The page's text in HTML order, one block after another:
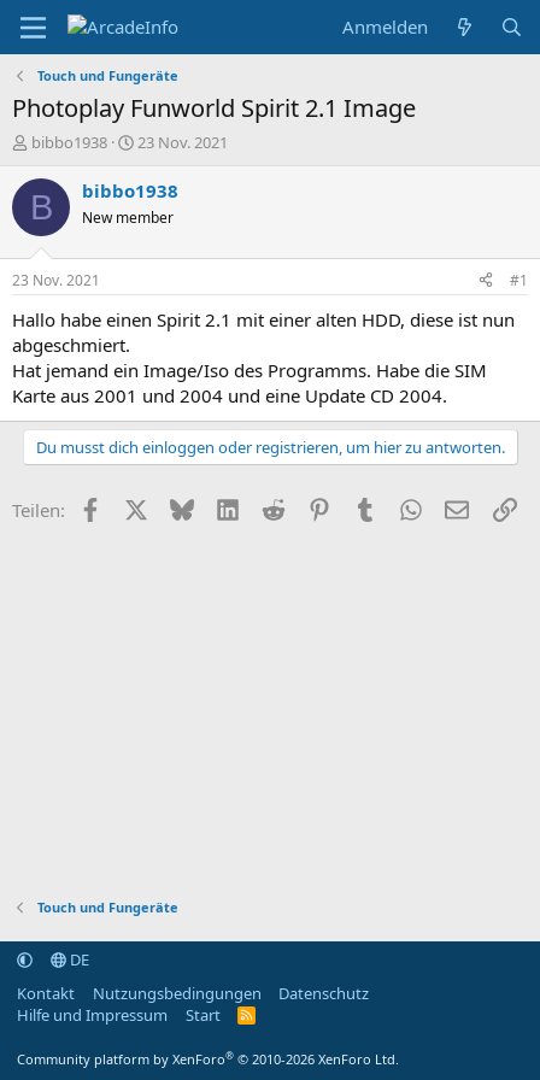
Anmelden
Touch und Fungeräte
Photoplay Funworld Spirit 2.1 Image
E
s
e
r
bibbo1938
E
s
e
t
a
23 Nov. 2021
B bibbo1938
New member
23 Nov. 2021 #1
Hallo habe einen Spirit 2.1 mit einer alten HDD, diese ist nun
abgeschmiert.
Hat jemand ein Image/Iso des Programms. Habe die SIM
Karte aus 2001 und 2004 und eine Update CD 2004.
Du musst dich einloggen oder registrieren, um hier zu antworten.
Teilen: FacebookX (Twitter)
BlueskyLinkedIn
Reddit PinterestTumblr WhatsApp
E-Mail
Touch und Fungeräte
DE
Kontakt
Nutzungsbedingungen
Datenschutz
Hilfe und Impressum
Start
R
Community platform by XenForo® © 2010-2026 XenForo Ltd.